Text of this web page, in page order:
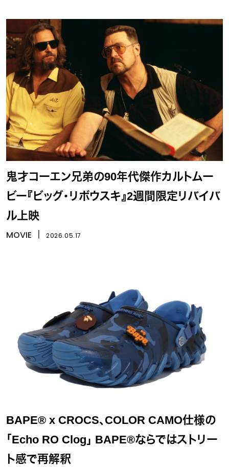
鬼才コーエン兄弟の90年代傑作カルトムー
ビー『ビッグ・リボウスキ』2週間限定リバイバ
ル上映
MOVIE 2026.05.17
BAPE® x CROCS、COLOR CAMO仕様の
「Echo RO Clog」 BAPE®ならではストリー
ト感で再解釈